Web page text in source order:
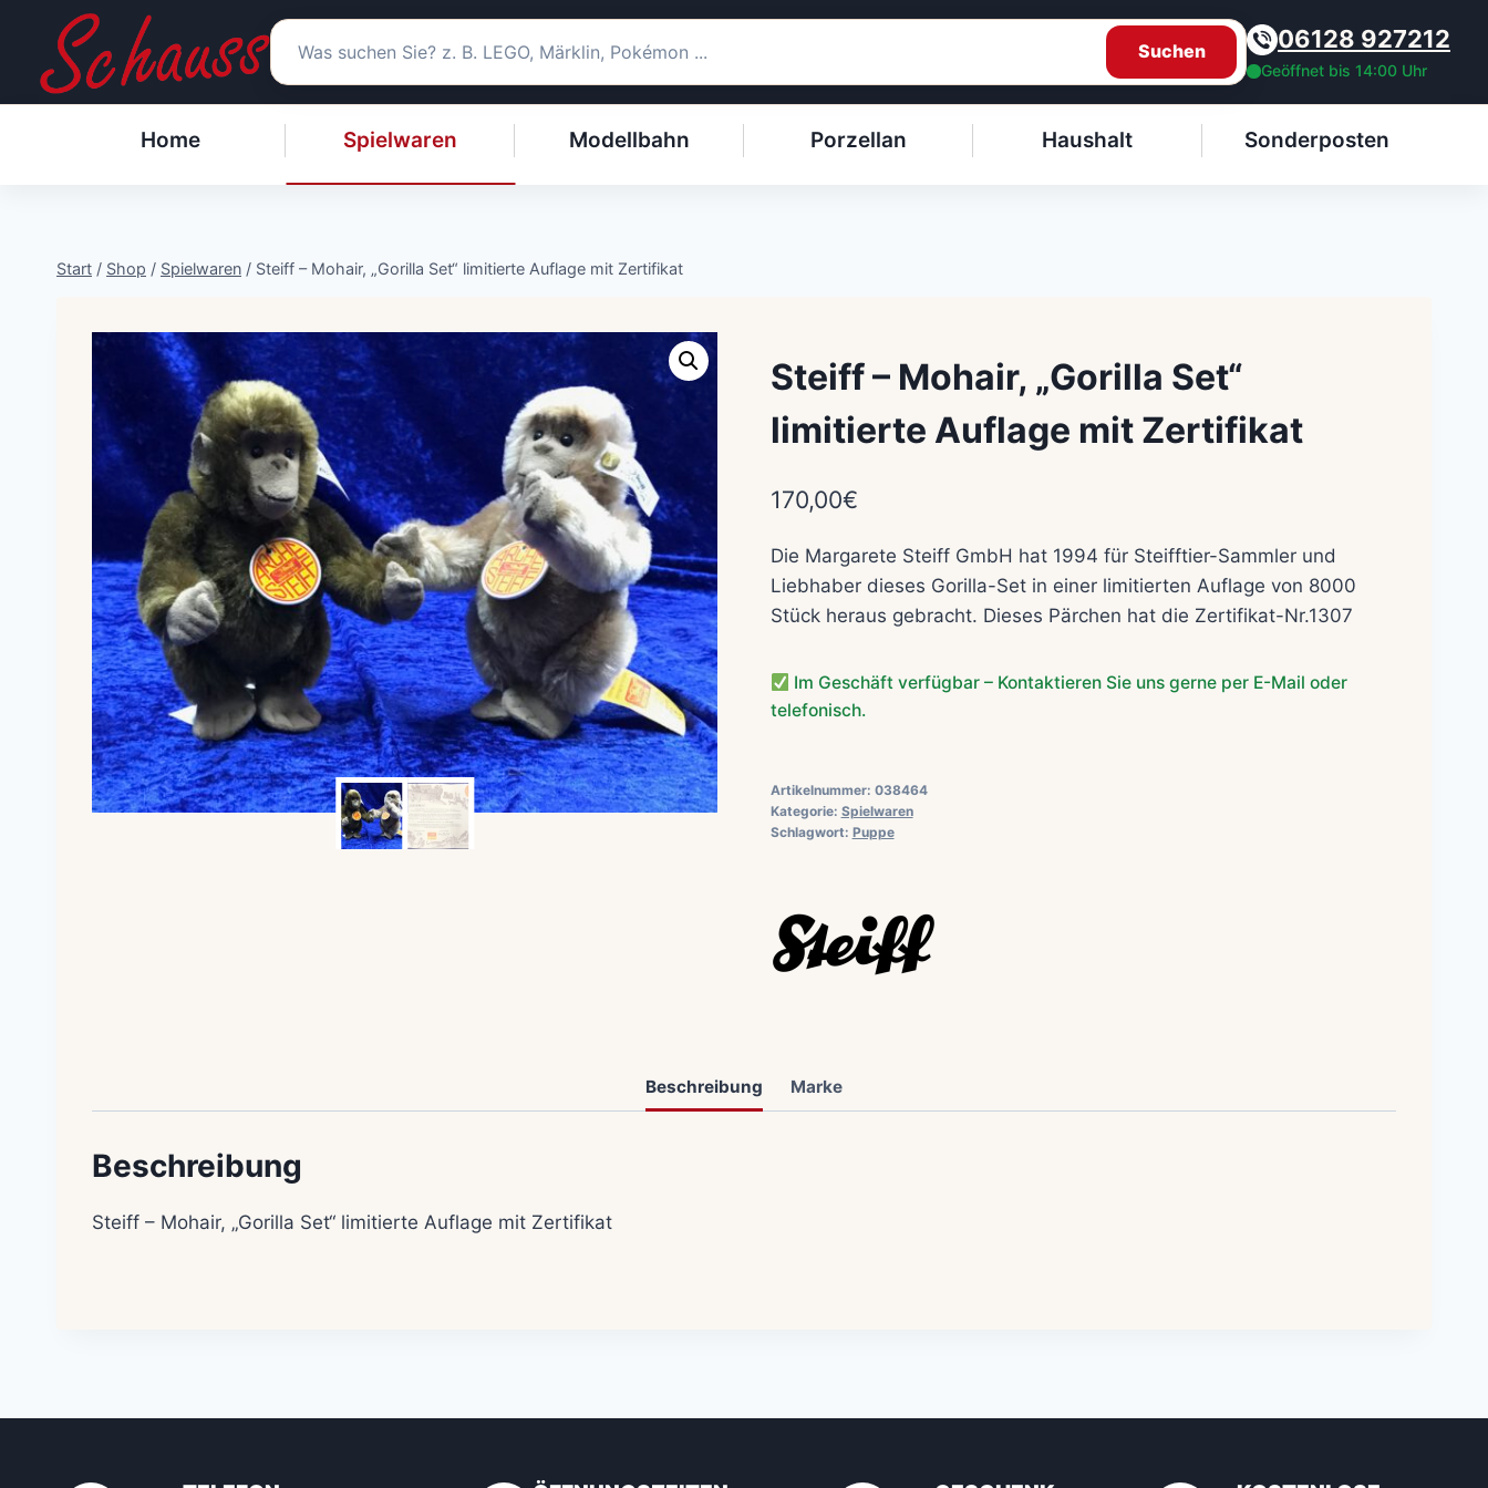
springen
Suchen 06128 927212
Geöffnet bis 14:00 Uhr
Home Spielwaren Modellbahn Porzellan Haushalt Sonderposten
Start / Shop / Spielwaren / Steiff – Mohair, „Gorilla Set“ limitierte Auflage mit Zertifikat
Steiff – Mohair, „Gorilla Set“
limitierte Auflage mit Zertifikat
170,00€
Die Margarete Steiff GmbH hat 1994 für Steifftier-Sammler und
Liebhaber dieses Gorilla-Set in einer limitierten Auflage von 8000
Stück heraus gebracht. Dieses Pärchen hat die Zertifikat-Nr.1307
Im Geschäft verfügbar – Kontaktieren Sie uns gerne per E-Mail oder
telefonisch.
Artikelnummer: 038464
Kategorie: Spielwaren
Schlagwort: Puppe
Beschreibung Marke
Beschreibung
Steiff – Mohair, „Gorilla Set“ limitierte Auflage mit Zertifikat